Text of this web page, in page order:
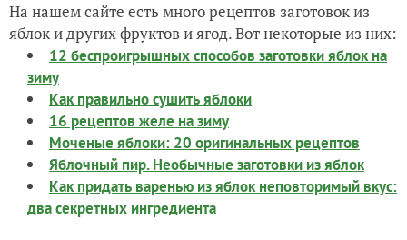
На нашем сайте есть много рецептов заготовок из
яблок и других фруктов и ягод. Вот некоторые из них:
12 беспроигрышных способов заготовки яблок на
зиму
Как правильно сушить яблоки
16 рецептов желе на зиму
Моченые яблоки: 20 оригинальных рецептов
Яблочный пир. Необычные заготовки из яблок
Как придать варенью из яблок неповторимый вкус:
два секретных ингредиента